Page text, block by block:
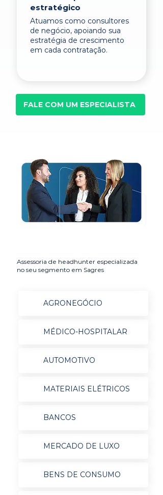
estratégico
Atuamos como consultores
de negócio, apoiando sua
estratégia de crescimento
em cada contratação.
FALE COM UM ESPECIALISTA
Assessoria de headhunter especializada
no seu segmento em Sagres
AGRONEGÓCIO
MÉDICO-HOSPITALAR
AUTOMOTIVO
MATERIAIS ELÉTRICOS
BANCOS
MERCADO DE LUXO
BENS DE CONSUMO